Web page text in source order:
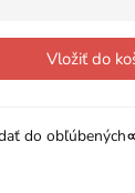
do obľúbených